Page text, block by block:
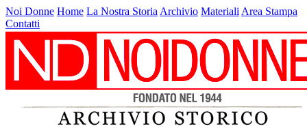
Noi Donne Home La Nostra Storia Archivio Materiali Area Stampa
Contatti